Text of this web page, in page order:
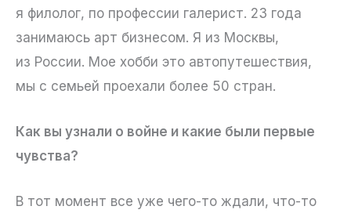
я филолог, по профессии галерист. 23 года
занимаюсь арт бизнесом. Я из Москвы,
из России. Мое хобби это автопутешествия,
мы с семьей проехали более 50 стран.
Как вы узнали о войне и какие были первые
чувства?
В тот момент все уже чего-то ждали, что-то